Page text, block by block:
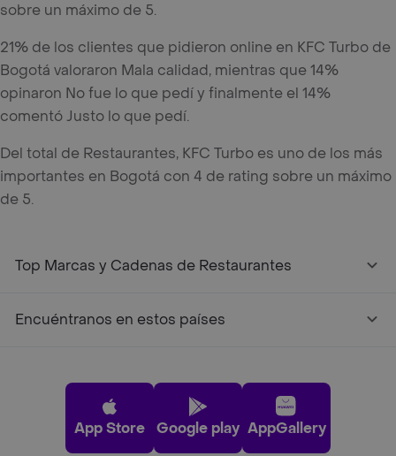
sobre un máximo de 5.
21% de los clientes que pidieron online en KFC Turbo de
Bogotá valoraron Mala calidad, mientras que 14%
opinaron No fue lo que pedí y finalmente el 14%
comentó Justo lo que pedí.
Del total de Restaurantes, KFC Turbo es uno de los más
importantes en Bogotá con 4 de rating sobre un máximo
de 5.
Top Marcas y Cadenas de Restaurantes
Encuéntranos en estos países
App Store Google play AppGallery